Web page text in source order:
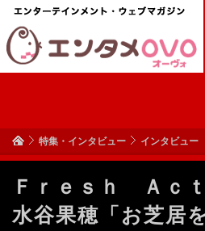
特集・インタビュー インタビュー
Ｆｒｅｓｈ Ａｃ
水谷果穂「お芝居